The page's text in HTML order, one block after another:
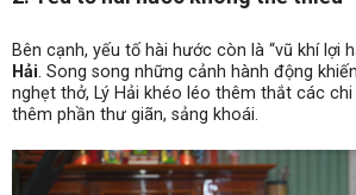
Bên cạnh, yếu tố hài hước còn là “vũ khí lợi
Hải. Song song những cảnh hành động
nghẹt thở, Lý Hải khéo léo thêm thắt các
thêm phần thư giãn, sảng khoái.